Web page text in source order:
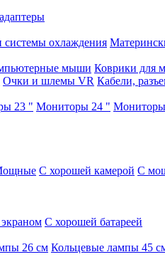
системы охлаждения
мыши Коврики для
Очки и шлемы VR Кабели,
23 " Мониторы 24 "
С хорошей камерой С
С хорошей батареей
26 см Кольцевые лампы 45